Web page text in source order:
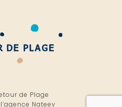
de Plage
agence Nateev